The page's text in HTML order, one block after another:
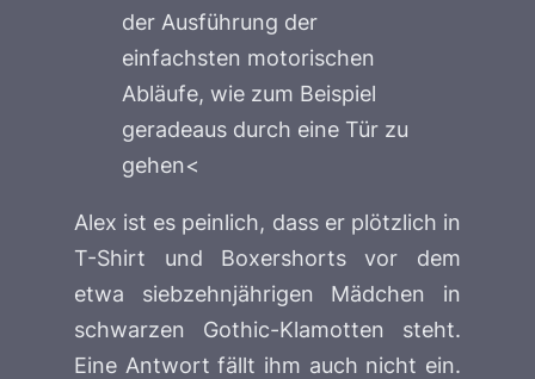
der Ausführung der
einfachsten motorischen
Abläufe, wie zum Beispiel
geradeaus durch eine Tür zu
gehen<
Alex ist es peinlich, dass er plötzlich in
T-Shirt und Boxershorts vor dem
etwa siebzehnjährigen Mädchen in
schwarzen Gothic-Klamotten steht.
Eine Antwort fällt ihm auch nicht ein.